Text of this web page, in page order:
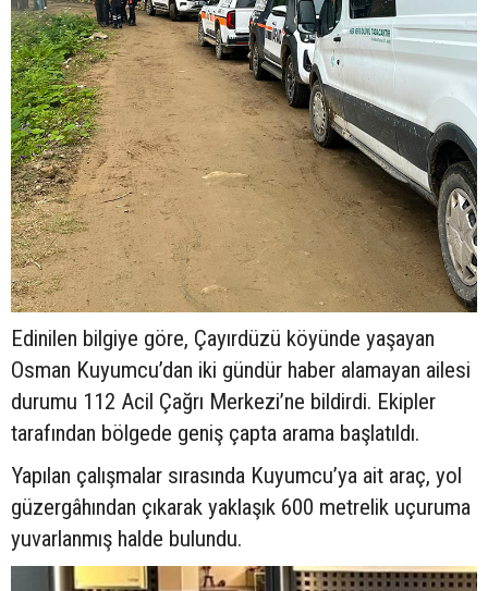
Edinilen bilgiye göre, Çayırdüzü köyünde yaşayan
Osman Kuyumcu’dan iki gündür haber alamayan ailesi
durumu 112 Acil Çağrı Merkezi’ne bildirdi. Ekipler
tarafından bölgede geniş çapta arama başlatıldı.
Yapılan çalışmalar sırasında Kuyumcu’ya ait araç, yol
güzergâhından çıkarak yaklaşık 600 metrelik uçuruma
yuvarlanmış halde bulundu.